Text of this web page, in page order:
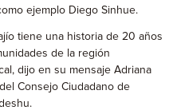
ejemplo Diego Sinhue.
tiene una historia de 20 años
de la región
dijo en su mensaje Adriana
Consejo Ciudadano de